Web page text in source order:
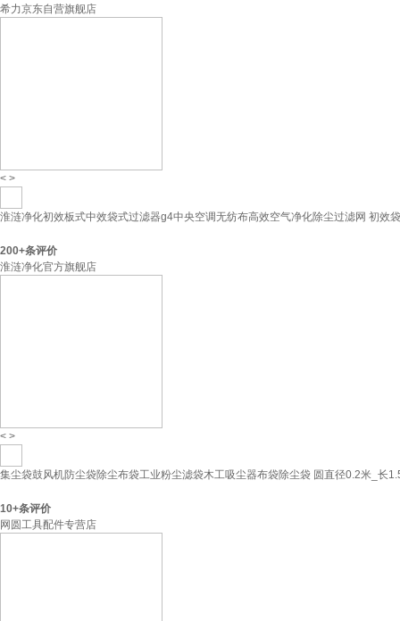
希力京东自营旗舰店
< >
淮涟净化初效板式中效袋式过滤器g4中央空调无纺布高效空气净化除尘过滤网 初效
200+条评价
淮涟净化官方旗舰店
< >
集尘袋鼓风机防尘袋除尘布袋工业粉尘滤袋木工吸尘器布袋除尘袋 圆直径0.2米_长
10+条评价
网圆工具配件专营店